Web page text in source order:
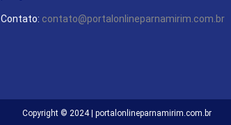
Contato: contato@portalonlineparnamirim.com.br
Copyright © 2024 | portalonlineparnamirim.com.br